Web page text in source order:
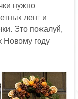
нужно
лент и
Это пожалуй,
Новому году